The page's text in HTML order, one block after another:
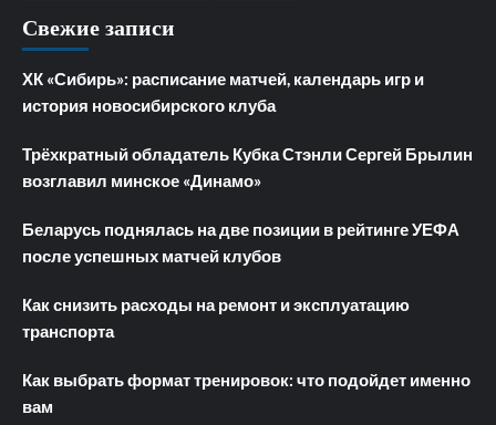
Свежие записи
ХК «Сибирь»: расписание матчей, календарь игр и
история новосибирского клуба
Трёхкратный обладатель Кубка Стэнли Сергей Брылин
возглавил минское «Динамо»
Беларусь поднялась на две позиции в рейтинге УЕФА
после успешных матчей клубов
Как снизить расходы на ремонт и эксплуатацию
транспорта
Как выбрать формат тренировок: что подойдет именно
вам